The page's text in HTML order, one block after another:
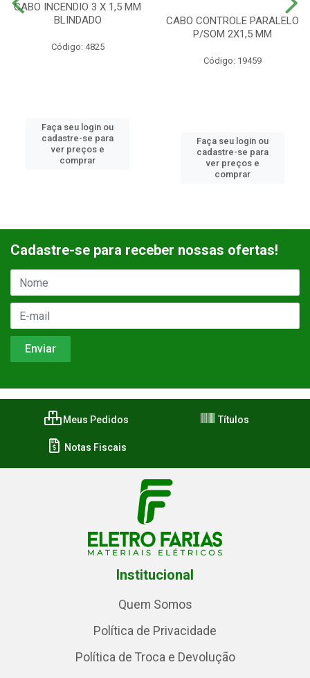
CABO INCENDIO 3 X 1,5 MM
BLINDADO
Código: 4825
Faça seu login ou
cadastre-se para
ver preços e
comprar
CABO CONTROLE PARALELO
P/SOM 2X1,5 MM
Código: 19459
Faça seu login ou
cadastre-se para
ver preços e
comprar
Cadastre-se para receber nossas ofertas!
Meus Pedidos Títulos
Notas Fiscais
Institucional
Quem Somos
Política de Privacidade
Política de Troca e Devolução